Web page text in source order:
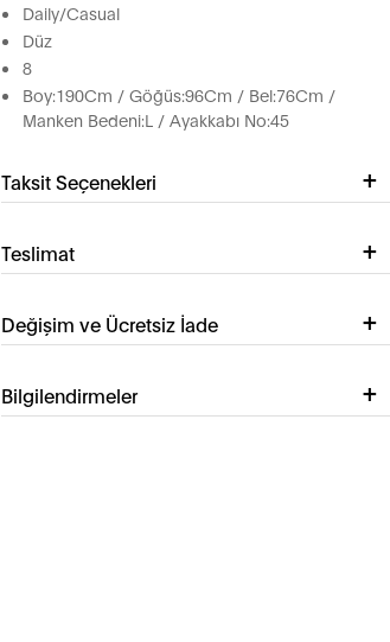
Daily/Casual
Düz
8
Boy:190Cm / Göğüs:96Cm / Bel:76Cm /
Manken Bedeni:L / Ayakkabı No:45
Taksit Seçenekleri
Teslimat
Değişim ve Ücretsiz İade
Bilgilendirmeler